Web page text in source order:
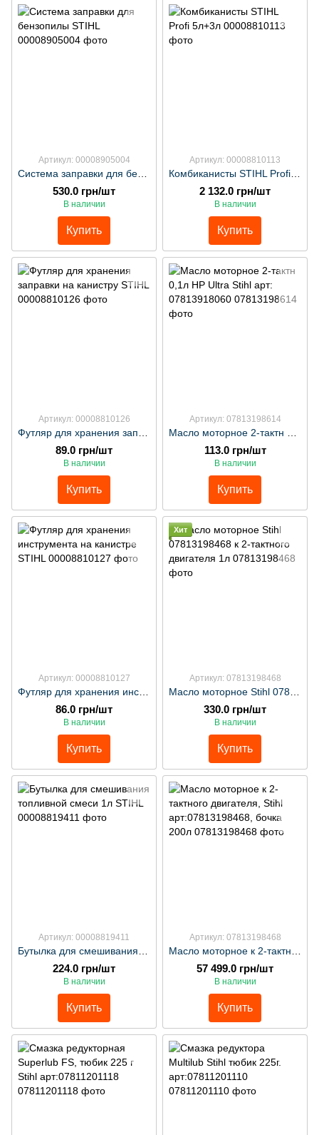
Артикул: 00008905004
530.0 грн/шт
В наличии
Купить
Артикул: 00008810113
2 132.0 грн/шт
В наличии
Купить
Артикул: 00008810126
89.0 грн/шт
В наличии
Купить
Артикул: 07813198614
113.0 грн/шт
В наличии
Купить
Артикул: 00008810127
86.0 грн/шт
В наличии
Купить
Хит
Артикул: 07813198468
330.0 грн/шт
В наличии
Купить
Артикул: 00008819411
224.0 грн/шт
В наличии
Купить
Артикул: 07813198468
57 499.0 грн/шт
В наличии
Купить